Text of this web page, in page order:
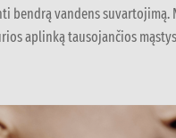
vandens suvartojimą.
aplinką tausojančios